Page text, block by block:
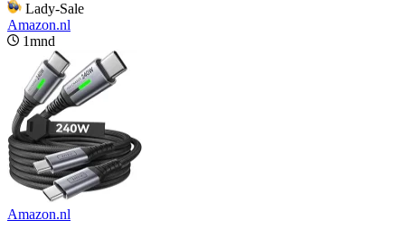
Lady-Sale
Amazon.nl
1mnd
Amazon.nl